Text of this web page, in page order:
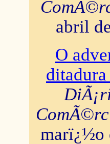
abril
O
ditadura
marï¿½o